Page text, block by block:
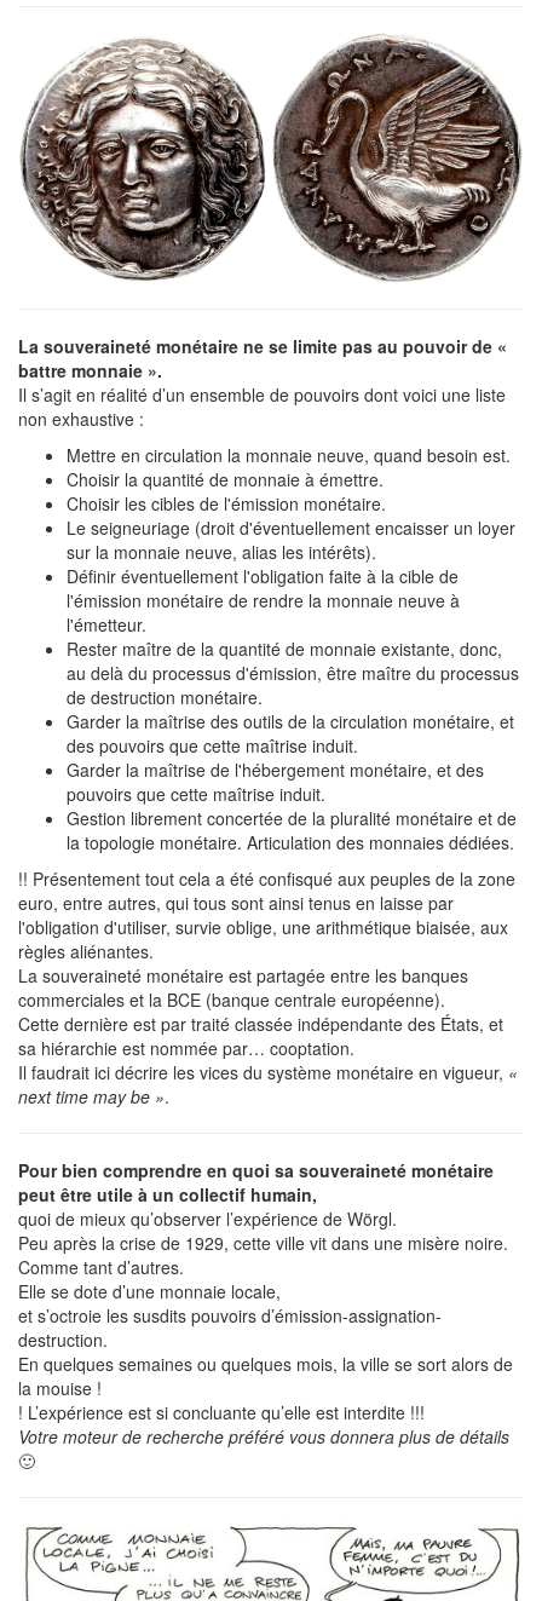
La souveraineté monétaire ne se limite pas au pouvoir de «
battre monnaie ».
Il s’agit en réalité d’un ensemble de pouvoirs dont voici une liste
non exhaustive :
Mettre en circulation la monnaie neuve, quand besoin est.
Choisir la quantité de monnaie à émettre.
Choisir les cibles de l'émission monétaire.
Le seigneuriage (droit d'éventuellement encaisser un loyer
sur la monnaie neuve, alias les intérêts).
Définir éventuellement l'obligation faite à la cible de
l'émission monétaire de rendre la monnaie neuve à
l'émetteur.
Rester maître de la quantité de monnaie existante, donc,
au delà du processus d'émission, être maître du processus
de destruction monétaire.
Garder la maîtrise des outils de la circulation monétaire, et
des pouvoirs que cette maîtrise induit.
Garder la maîtrise de l'hébergement monétaire, et des
pouvoirs que cette maîtrise induit.
Gestion librement concertée de la pluralité monétaire et de
la topologie monétaire. Articulation des monnaies dédiées.
!! Présentement tout cela a été confisqué aux peuples de la zone
euro, entre autres, qui tous sont ainsi tenus en laisse par
l'obligation d'utiliser, survie oblige, une arithmétique biaisée, aux
règles aliénantes.
La souveraineté monétaire est partagée entre les banques
commerciales et la BCE (banque centrale européenne).
Cette dernière est par traité classée indépendante des États, et
sa hiérarchie est nommée par… cooptation.
Il faudrait ici décrire les vices du système monétaire en vigueur, «
next time may be ».
Pour bien comprendre en quoi sa souveraineté monétaire
peut être utile à un collectif humain,
quoi de mieux qu’observer l’expérience de Wörgl.
Peu après la crise de 1929, cette ville vit dans une misère noire.
Comme tant d’autres.
Elle se dote d’une monnaie locale,
et s’octroie les susdits pouvoirs d’émission-assignation-
destruction.
En quelques semaines ou quelques mois, la ville se sort alors de
la mouise !
! L’expérience est si concluante qu’elle est interdite !!!
Votre moteur de recherche préféré vous donnera plus de détails
🙂